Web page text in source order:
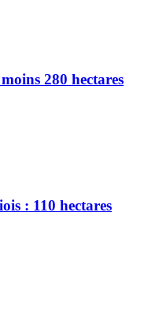
280 hectares
: 110 hectares